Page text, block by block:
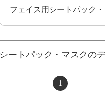
フェイス用シートパック
シートパック・マスクの
1